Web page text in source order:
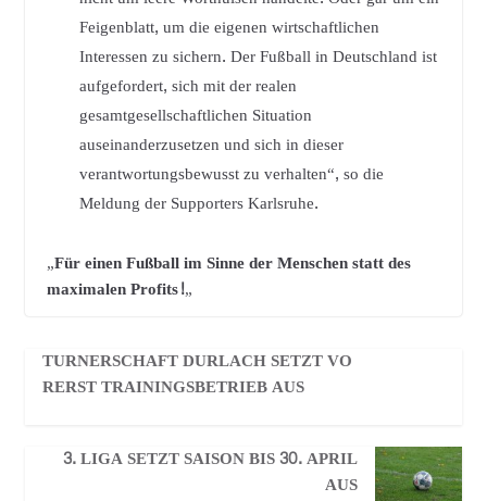
Feigenblatt, um die eigenen wirtschaftlichen
Interessen zu sichern. Der Fußball in Deutschland ist
aufgefordert, sich mit der realen
gesamtgesellschaftlichen Situation
auseinanderzusetzen und sich in dieser
verantwortungsbewusst zu verhalten“, so die
Meldung der Supporters Karlsruhe.
„Für einen Fußball im Sinne der Menschen statt des
maximalen Profits!„
TURNERSCHAFT DURLACH SETZT VO
RERST TRAININGSBETRIEB AUS
3. LIGA SETZT SAISON BIS 30. APRIL
AUS